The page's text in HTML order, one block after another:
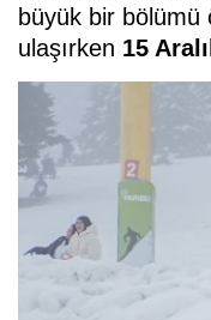
büyük bir bölümü
ulaşırken 15